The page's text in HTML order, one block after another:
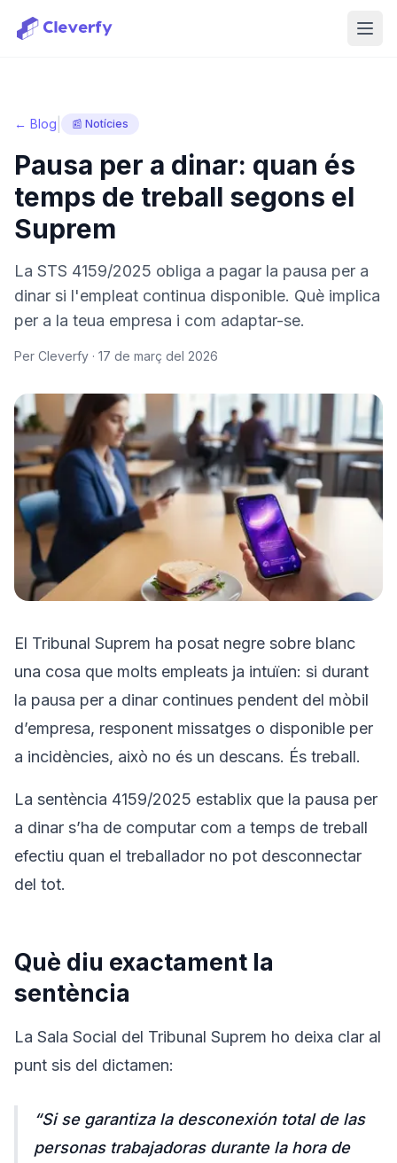
Iniciar sessió
Prova'l gratis
← Blog 📰 Notícies
Pausa per a dinar: quan és
temps de treball segons el
Suprem
La STS 4159/2025 obliga a pagar la pausa per a
dinar si l'empleat continua disponible. Què implica
per a la teua empresa i com adaptar-se.
Per Cleverfy · 17 de març del 2026
El Tribunal Suprem ha posat negre sobre blanc
una cosa que molts empleats ja intuïen: si durant
la pausa per a dinar continues pendent del mòbil
d’empresa, responent missatges o disponible per
a incidències, això no és un descans. És treball.
La sentència 4159/2025 establix que la pausa per
a dinar s’ha de computar com a temps de treball
efectiu quan el treballador no pot desconnectar
del tot.
Què diu exactament la
sentència
La Sala Social del Tribunal Suprem ho deixa clar al
punt sis del dictamen:
“Si se garantiza la desconexión total de las
personas trabajadoras durante la hora de